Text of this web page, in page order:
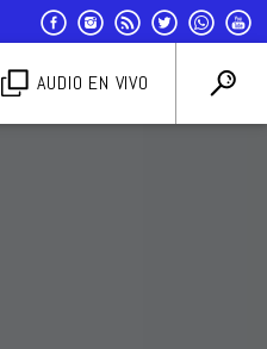
AUDIO EN VIVO